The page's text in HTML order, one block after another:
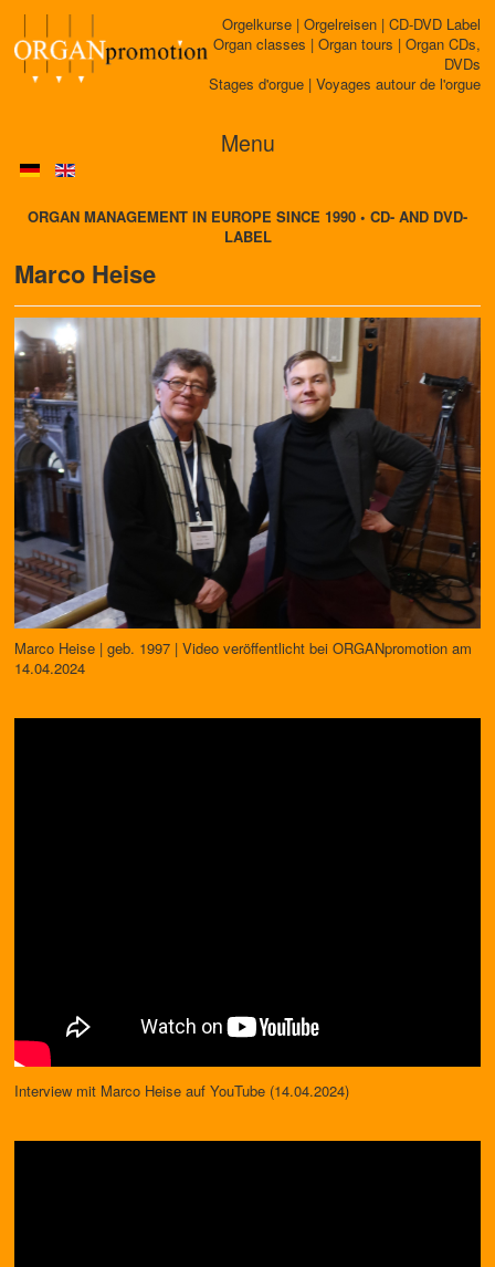
Orgelkurse | Orgelreisen | CD-DVD Label
Organ classes | Organ tours | Organ CDs,
DVDs
Stages d'orgue | Voyages autour de l'orgue
Menu
ORGAN MANAGEMENT IN EUROPE SINCE 1990 • CD- AND DVD-
LABEL
Marco Heise
Marco Heise | geb. 1997 | Video veröffentlicht bei ORGANpromotion am
14.04.2024
Interview mit Marco Heise auf YouTube (14.04.2024)